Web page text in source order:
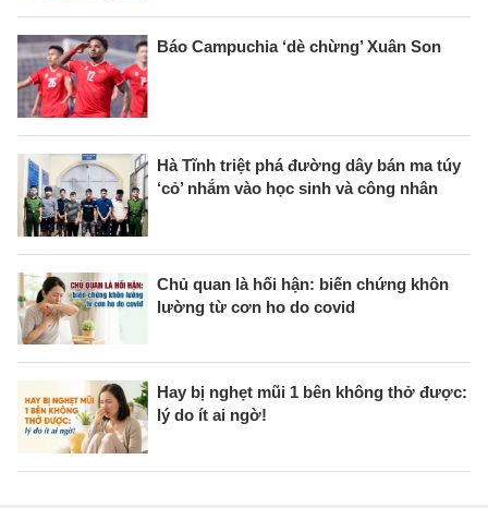
Báo Campuchia ‘dè chừng’ Xuân Son
Hà Tĩnh triệt phá đường dây bán ma túy
‘cỏ’ nhắm vào học sinh và công nhân
Chủ quan là hối hận: biến chứng khôn
lường từ cơn ho do covid
Hay bị nghẹt mũi 1 bên không thở được:
lý do ít ai ngờ!